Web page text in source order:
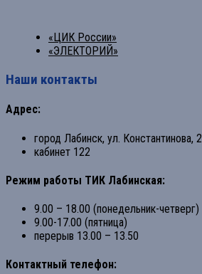
«ЦИК России»
«ЭЛЕКТОРИЙ»
Наши контакты
Адрес:
город Лабинск, ул. Константинова, 2
кабинет 122
Режим работы ТИК Лабинская:
9.00 – 18.00 (понедельник-четверг)
9.00-17.00 (пятница)
перерыв 13.00 – 13.50
Контактный телефон: